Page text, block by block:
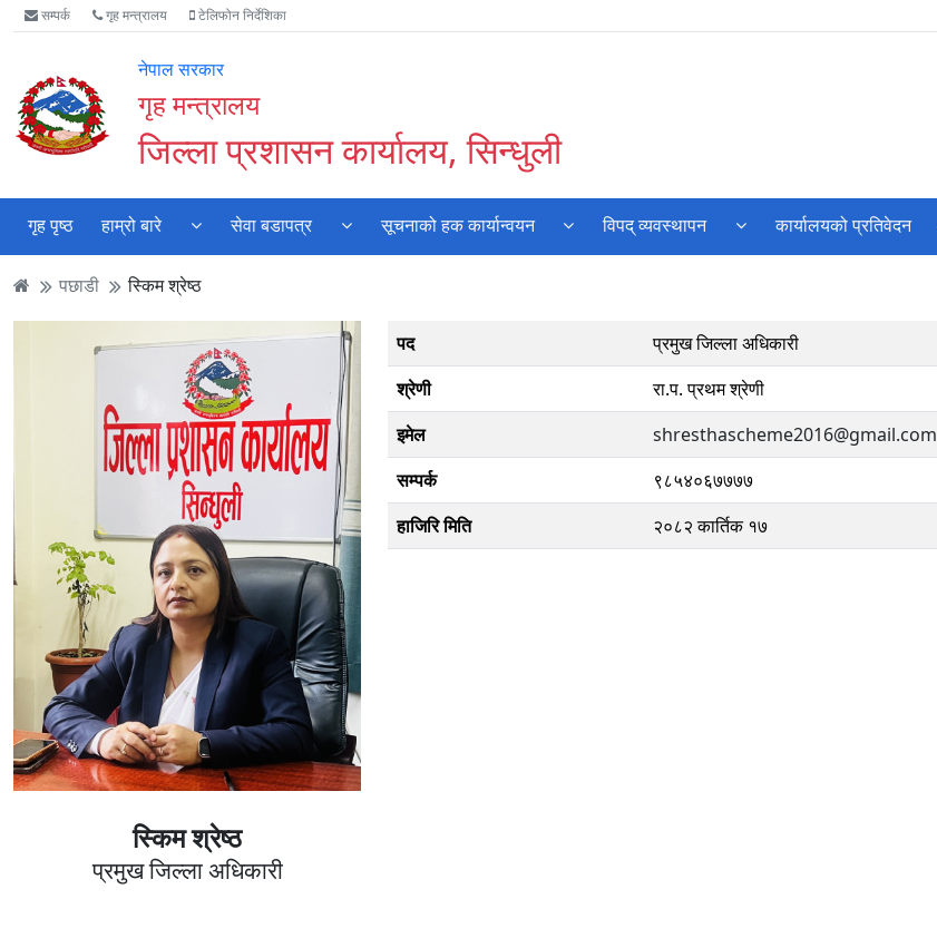
Accessibility
Mode
गर्नुहोस्
मुख्य
सामाग्री
मुख्य
नेभिगेसन
वेबसाइट
खोजमा
सम्पर्क गृह मन्त्रालय टेलिफोन निर्देशिका
नेपाल सरकार
गृह मन्त्रालय
जिल्ला प्रशासन कार्यालय, सिन्धुली
गृह पृष्ठ हाम्रो बारे सेवा बडापत्र सूचनाको हक कार्यान्वयन विपद् व्यवस्थापन कार्यालयको प्रतिवेदन
पछाडी स्किम श्रेष्ठ
स्किम श्रेष्ठ
प्रमुख जिल्ला अधिकारी
पद
प्रमुख जिल्ला अधिकारी
श्रेणी
रा.प. प्रथम श्रेणी
इमेल
shresthascheme2016@gmail.com
सम्पर्क
९८५४०६७७७७
हाजिरि मिति
२०८२ कार्तिक १७